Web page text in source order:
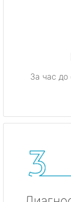
За час до